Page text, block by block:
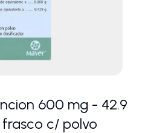
600 mg - 42.9
c/ polvo